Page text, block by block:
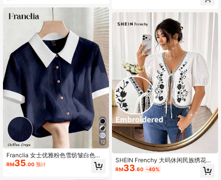
12
Franclia 女士优雅粉色雪纺皱白色翻
领宽松短袖衬衫
RM35.00 预计
SHEIN Frenchy 大码休闲民族绣花图
案泡泡袖绑带开襟衬衫
RM33.60 -40%